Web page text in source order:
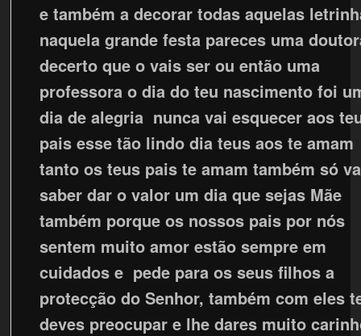
e também a decorar todas aquelas
naquela grande festa pareces uma
decerto que o vais ser ou então uma
professora o dia do teu nascimento foi
dia de alegria nunca vai esquecer aos
pais esse tão lindo dia teus aos te amam
tanto os teus pais te amam também só
saber dar o valor um dia que sejas Mãe
também porque os nossos pais por nós
sentem muito amor estão sempre em
cuidados e pede para os seus filhos a
protecção do Senhor, também com eles
deves preocupar e lhe dares muito